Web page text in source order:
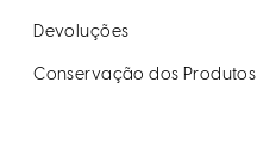
Devoluções
Conservação dos Produtos